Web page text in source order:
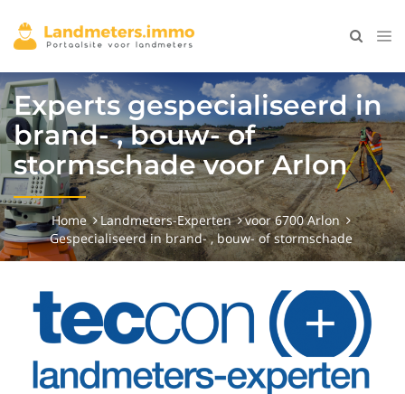
Experts gespecialiseerd in
brand- , bouw- of
stormschade voor Arlon
Home Landmeters-Experten
voor 6700 Arlon
Gespecialiseerd in brand- , bouw- of stormschade